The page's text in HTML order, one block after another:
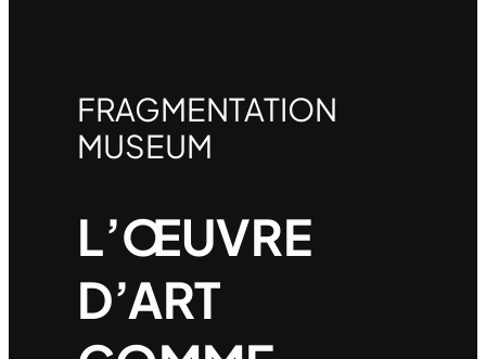
FRAGMENTATION
MUSEUM
L’ŒUVRE
D’ART